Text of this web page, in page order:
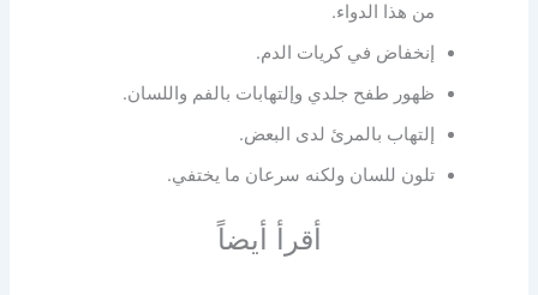
من هذا الدواء.
إنخفاض في كريات الدم.
ظهور طفح جلدي وإلتهابات بالفم واللسان.
إلتهاب بالمرئ لدى البعض.
تلون للسان ولكنه سرعان ما يختفي.
أقرأ أيضاً